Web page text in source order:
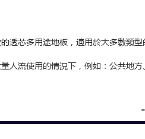
透芯多用途地板，適用於大多數類
人流使用的情況下，例如：公共地